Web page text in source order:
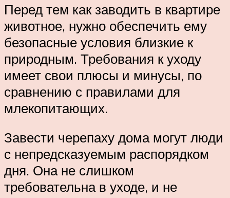
Перед тем как заводить в квартире
животное, нужно обеспечить ему
безопасные условия близкие к
природным. Требования к уходу
имеет свои плюсы и минусы, по
сравнению с правилами для
млекопитающих.
Завести черепаху дома могут люди
с непредсказуемым распорядком
дня. Она не слишком
требовательна в уходе, и не